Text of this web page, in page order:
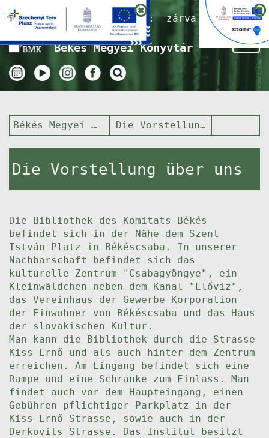
Nyitvatartás ma:zárva
Békés Megyei Könyvtár
Békés Megyei Könyvtár Die Vorstellung über uns
Die Vorstellung über uns
Die Bibliothek des Komitats Békés
befindet sich in der Nähe dem Szent
István Platz in Békéscsaba. In unserer
Nachbarschaft befindet sich das
kulturelle Zentrum "Csabagyöngye", ein
Kleinwäldchen neben dem Kanal "Előviz",
das Vereinhaus der Gewerbe Korporation
der Einwohner von Békéscsaba und das Haus
der slovakischen Kultur.
Man kann die Bibliothek durch die Strasse
Kiss Ernő und als auch hinter dem Zentrum
erreichen. Am Eingang befindet sich eine
Rampe und eine Schranke zum Einlass. Man
findet auch vor dem Haupteingang, einen
Gebühren pflichtiger Parkplatz in der
Kiss Ernő Strasse, sowie auch in der
Derkovits Strasse. Das Institut besitzt